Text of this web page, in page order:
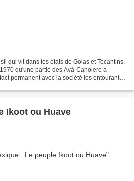
qui vit dans les états de Goias et Tocantins.
qu'une partie des Avá-Canoiero a
permanent avec la société les entourant.
Ikoot ou Huave